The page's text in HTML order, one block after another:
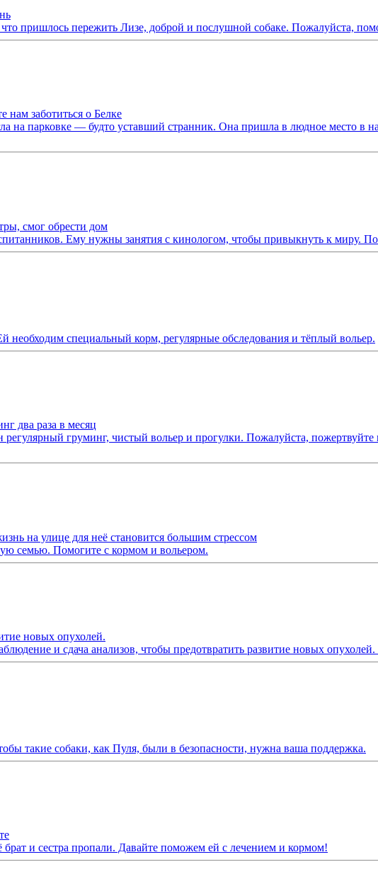
пришлось пережить Лизе, доброй и послушной собаке. Пожалуйста,
заботиться о Белке
на парковке — будто уставший странник. Она пришла в людное место в
смог обрести дом
Ему нужны занятия с кинологом, чтобы привыкнуть к миру.
специальный корм, регулярные обследования и тёплый вольер.
два раза в месяц
груминг, чистый вольер и прогулки. Пожалуйста, пожертвуйте
на улице для неё становится большим стрессом
семью. Помогите с кормом и вольером.
новых опухолей.
и сдача анализов, чтобы предотвратить развитие новых
такие собаки, как Пуля, были в безопасности, нужна ваша поддержка.
и сестра пропали. Давайте поможем ей с лечением и кормом!